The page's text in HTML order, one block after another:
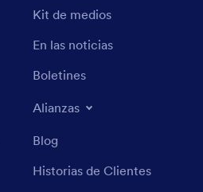
Kit de medios
En las noticias
Boletines
Alianzas
Blog
Historias de Clientes